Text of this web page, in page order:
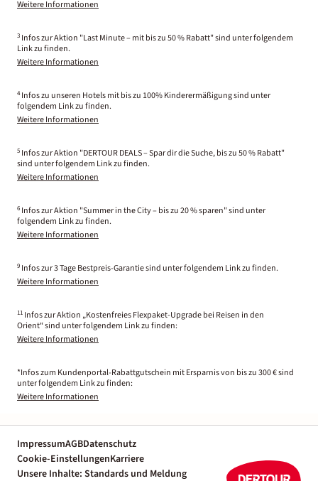
Weitere Informationen
3 Infos zur Aktion "Last Minute – mit bis zu 50 % Rabatt" sind unter folgendem
Link zu finden.
Weitere Informationen
4 Infos zu unseren Hotels mit bis zu 100% Kinderermäßigung sind unter
folgendem Link zu finden.
Weitere Informationen
5 Infos zur Aktion "DERTOUR DEALS – Spar dir die Suche, bis zu 50 % Rabatt"
sind unter folgendem Link zu finden.
Weitere Informationen
6 Infos zur Aktion "Summer in the City – bis zu 20 % sparen" sind unter
folgendem Link zu finden.
Weitere Informationen
9 Infos zur 3 Tage Bestpreis-Garantie sind unter folgendem Link zu finden.
Weitere Informationen
11 Infos zur Aktion „Kostenfreies Flexpaket-Upgrade bei Reisen in den
Orient“ sind unter folgendem Link zu finden:
Weitere Informationen
*Infos zum Kundenportal-Rabattgutschein mit Ersparnis von bis zu 300 € sind
unter folgendem Link zu finden:
Weitere Informationen
ImpressumAGBDatenschutz
Cookie-EinstellungenKarriere
Unsere Inhalte: Standards und Meldung